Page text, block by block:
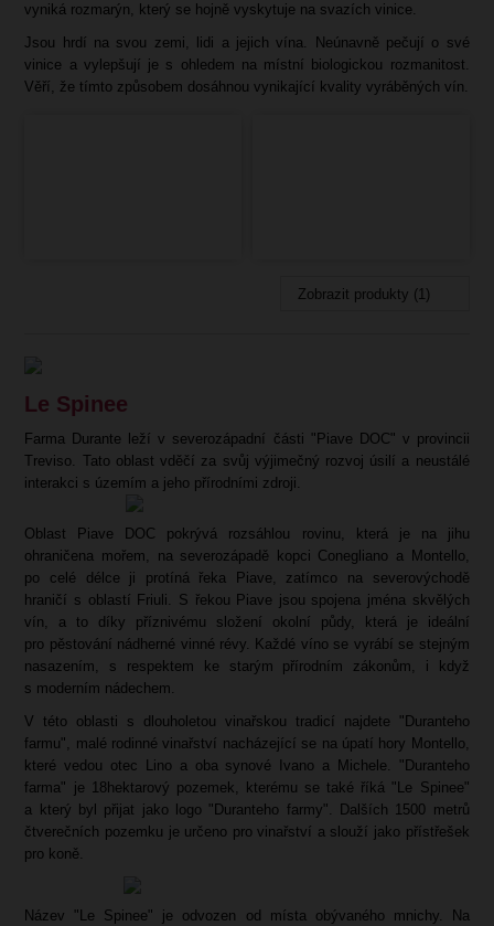
vyniká rozmarýn, který se hojně vyskytuje na svazích vinice.
Jsou hrdí na svou zemi, lidi a jejich vína. Neúnavně pečují o své
vinice a vylepšují je s ohledem na místní biologickou rozmanitost.
Věří, že tímto způsobem dosáhnou vynikající kvality vyráběných vín.
Zobrazit produkty (1)
Le Spinee
Farma Durante leží v severozápadní části "Piave DOC" v provincii
Treviso. Tato oblast vděčí za svůj výjimečný rozvoj úsilí a neustálé
interakci s územím a jeho přírodními zdroji.
Oblast Piave DOC pokrývá rozsáhlou rovinu, která je na jihu
ohraničena mořem, na severozápadě kopci Conegliano a Montello,
po celé délce ji protíná řeka Piave, zatímco na severovýchodě
hraničí s oblastí Friuli. S řekou Piave jsou spojena jména skvělých
vín, a to díky příznivému složení okolní půdy, která je ideální
pro pěstování nádherné vinné révy. Každé víno se vyrábí se stejným
nasazením, s respektem ke starým přírodním zákonům, i když
s moderním nádechem.
V této oblasti s dlouholetou vinařskou tradicí najdete "Duranteho
farmu", malé rodinné vinařství nacházející se na úpatí hory Montello,
které vedou otec Lino a oba synové Ivano a Michele. "Duranteho
farma" je 18hektarový pozemek, kterému se také říká "Le Spinee"
a který byl přijat jako logo "Duranteho farmy". Dalších 1500 metrů
čtverečních pozemku je určeno pro vinařství a slouží jako přístřešek
pro koně.
Název "Le Spinee" je odvozen od místa obývaného mnichy. Na